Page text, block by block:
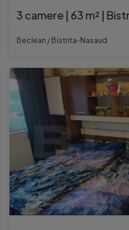
3 camere | 63 m² |
Beclean / Bistrita-Nasaud